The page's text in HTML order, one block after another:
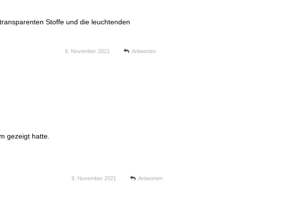
Stoffe und die leuchtenden
6. November 2021 Antworten
gezeigt hatte.
9. November 2021 Antworten